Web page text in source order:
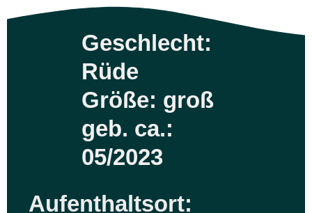
Geschlecht:
Rüde
Größe: groß
geb. ca.:
05/2023
Aufenthaltsort: